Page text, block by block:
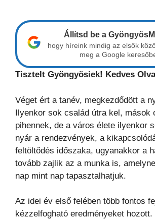
Állítsd be a
hogy híreink mindig az elsők
meg a Google
Tisztelt Gyöngyösiek! Kedves
Véget ért a tanév, megkezdődött a
Ilyenkor sok család útra kel, mások
pihennek, de a város élete ilyenkor
nyár a rendezvények, a
feltöltődés időszaka, ugyanakkor a
tovább zajlik az a munka is,
nap mint nap tapasztalhatjuk.
Az idei év első felében több fontos
kézzelfogható eredményeket hozott.